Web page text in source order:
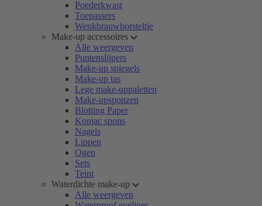
Poederkwast
Toepassers
Wenkbrauwborsteltje
Make-up accessoires
Alle weergeven
Puntenslijpers
Make-up spiegels
Make-up tas
Lege make-uppaletten
Make-upsponzen
Blotting Paper
Konjac spons
Nagels
Lippen
Ogen
Sets
Teint
Waterdichte make-up
Alle weergeven